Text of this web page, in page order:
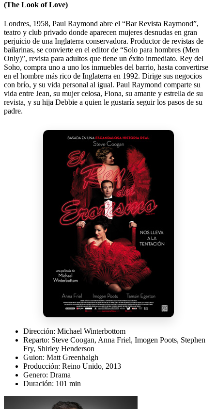
(The Look of Love)
Londres, 1958, Paul Raymond abre el “Bar Revista Raymond”,
teatro y club privado donde aparecen mujeres desnudas en gran
perjuicio de una Inglaterra conservadora. Productor de revistas de
bailarinas, se convierte en el editor de “Solo para hombres (Men
Only)”, revista para adultos que tiene un éxito inmediato. Rey del
Soho, compra uno a uno los inmuebles del barrio, hasta convertirse
en el hombre más rico de Inglaterra en 1992. Dirige sus negocios
con brío, y su vida personal al igual. Paul Raymond comparte su
vida entre Jean, su mujer celosa, Fiona, su amante y estrella de su
revista, y su hija Debbie a quien le gustaría seguir los pasos de su
padre.
Dirección: Michael Winterbottom
Reparto: Steve Coogan, Anna Friel, Imogen Poots, Stephen
Fry, Shirley Henderson
Guion: Matt Greenhalgh
Producción: Reino Unido, 2013
Genero: Drama
Duración: 101 min